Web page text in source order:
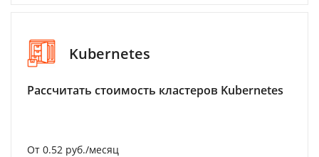
Kubernetes
Рассчитать стоимость кластеров Kubernetes
От 0.52 руб./месяц